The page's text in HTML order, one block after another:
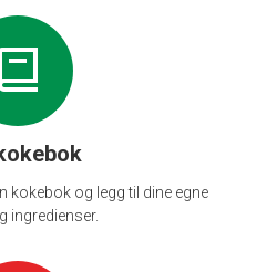
kokebok og legg til dine egne
ingredienser.